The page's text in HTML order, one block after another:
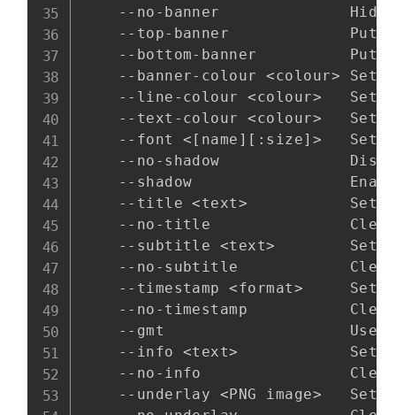
--no-banner
--top-banner             Puts
--bottom-banner
--banner-colour <colour>
--line-colour <colour>   Sets
--text-colour <colour>   Sets
--font <[name][:size]>   Sets
--no-shadow
--shadow
--title <text>           Sets
--no-title
--subtitle <text>        Sets
--no-subtitle
--timestamp <format>
--no-timestamp
--gmt                    Use
--info <text>
--no-info
--underlay <PNG image>   Sets